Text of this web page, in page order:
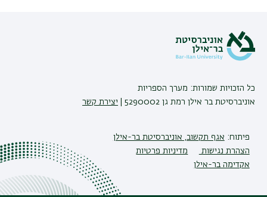
כל הזכויות שמורות: מערך הספריות
אוניברסיטת בר אילן רמת גן 5290002 |
יצירת קשר
פיתוח: אגף תקשוב, אוניברסיטת בר-אילן
הצהרת נגישות
מדיניות פרטיות
אקדימה בר-אילן